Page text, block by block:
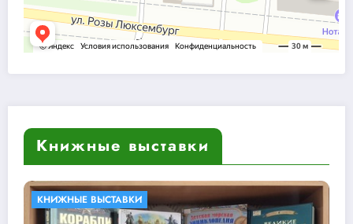
Книжные выставки
БИБЛИОТЕКИ В КНИГАХ КНИЖНЫЕ ВЫСТАВКИ